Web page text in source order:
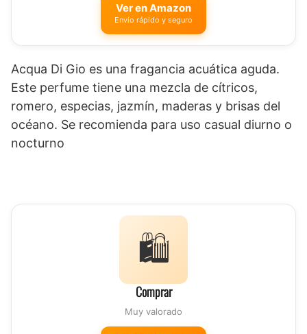
Ver en Amazon
Envío rápido y seguro
Acqua Di Gio es una fragancia acuática aguda.
Este perfume tiene una mezcla de cítricos,
romero, especias, jazmín, maderas y brisas del
océano. Se recomienda para uso casual diurno o
nocturno
🛍️
Comprar
Muy valorado